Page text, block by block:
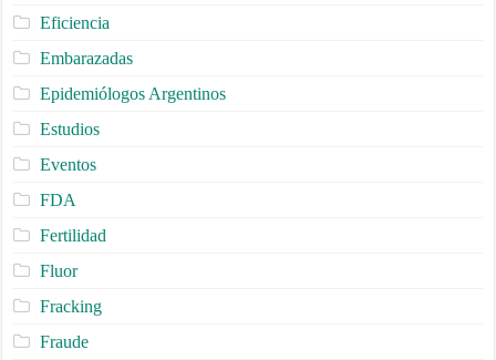
Eficiencia
Embarazadas
Epidemiólogos Argentinos
Estudios
Eventos
FDA
Fertilidad
Fluor
Fracking
Fraude